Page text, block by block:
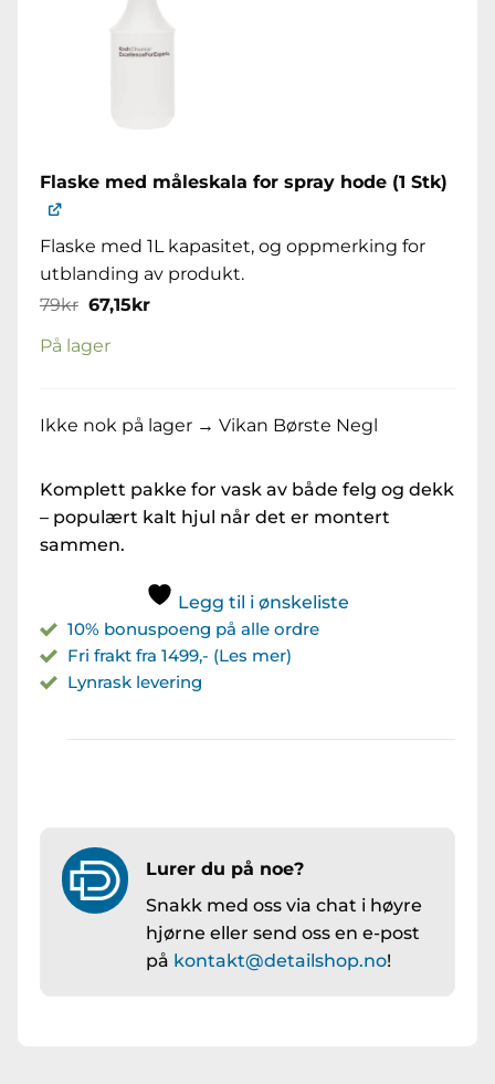
Flaske med måleskala for spray hode (1 Stk)
Flaske med 1L kapasitet, og oppmerking for
utblanding av produkt.
79kr Opprinnelig
pris
var:
79kr.
67,15krNåværende
På lager
Ikke nok på lager → Vikan Børste Negl
Komplett pakke for vask av både felg og dekk
– populært kalt hjul når det er montert
sammen.
Legg til i ønskeliste
10% bonuspoeng på alle ordre
Fri frakt fra 1499,- (Les mer)
Lynrask levering
Lurer du på noe?
Snakk med oss via chat i høyre
hjørne eller send oss en e-post
på kontakt@detailshop.no!